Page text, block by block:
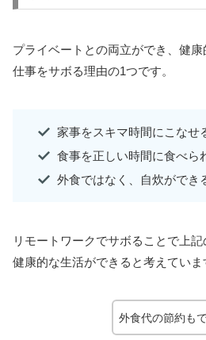
プライベートとの両立ができ、健
仕事をサボる理由の1つです。
家事をスキマ時間にこなせ
食事を正しい時間に食べら
外食ではなく、自炊がで
リモートワークでサボることで上記
健康的な生活ができると考えていま
外食代の節約も